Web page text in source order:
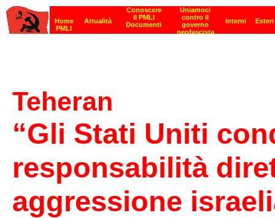
Teheran
“Gli Stati Uniti
responsabilità
aggressione